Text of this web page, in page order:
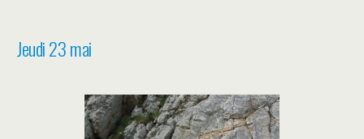
Jeudi 23 mai